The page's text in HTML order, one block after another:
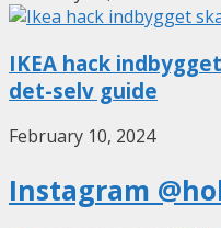
IKEA hack
det-selv guide
February 10, 2024
Instagram